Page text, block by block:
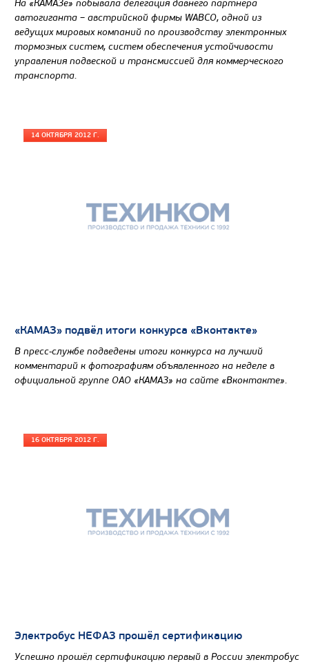
Производитель
Экологический класс
Узнать цену
На «КАМАЗе» побывала делегация давнего партнёра
автогиганта – австрийской фирмы WABCO, одной из
ведущих мировых компаний по производству электронных
тормозных систем, систем обеспечения устойчивости
управления подвеской и трансмиссией для коммерческого
транспорта.
14 ОКТЯБРЯ 2012 Г.
«КАМАЗ» подвёл итоги конкурса «Вконтакте»
В пресс-службе подведены итоги конкурса на лучший
комментарий к фотографиям объявленного на неделе в
официальной группе ОАО «КАМАЗ» на сайте «Вконтакте».
16 ОКТЯБРЯ 2012 Г.
Электробус НЕФАЗ прошёл сертификацию
Успешно прошёл сертификацию первый в России электробус